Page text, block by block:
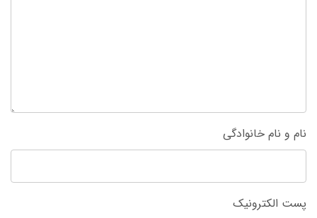
نام و نام خانوادگی
پست الکترونیک